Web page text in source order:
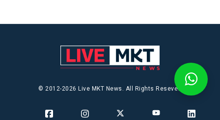
© 2012-2026 Live MKT News. All Rights Reseved